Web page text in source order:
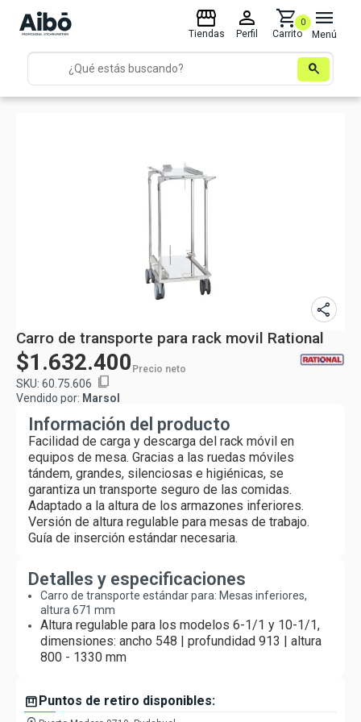
search
storefront
Tiendas
person
Perfil
shopping_cart
Carrito
0 menu
Menú
share
Carro de transporte para rack movil Rational
$1.632.400 Precio neto
SKU: 60.75.606 content_copy
Vendido por: Marsol
Información del producto
Facilidad de carga y descarga del rack móvil en
equipos de mesa. Gracias a las ruedas móviles
tándem, grandes, silenciosas e higiénicas, se
garantiza un transporte seguro de las comidas.
Adaptado a la altura de los armazones inferiores.
Versión de altura regulable para mesas de trabajo.
Guía de inserción estándar necesaria.
Detalles y especificaciones
Carro de transporte estándar para: Mesas inferiores,
altura 671 mm
Altura regulable para los modelos 6-1/1 y 10-1/1,
dimensiones: ancho 548 | profundidad 913 | altura
800 - 1330 mm
boxPuntos de retiro disponibles: